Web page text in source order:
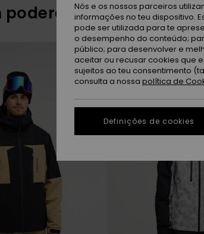
poderás gostar
NOVO!
Nós e os nossos parceiros
informações no teu dispositivo.
pode ser utilizada para te
o desempenho do conteúdo;
público; para desenvolver e
aceitar ou recusar cookies que
sujeitos ao teu consentimento
consulta a nossa política de
Definições de cookies